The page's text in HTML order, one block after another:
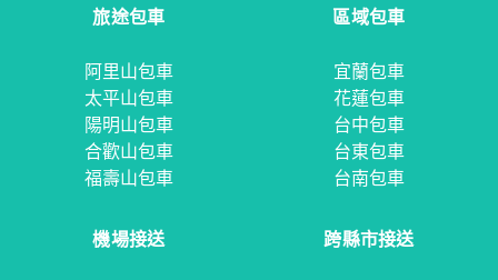
旅途包車
阿里山包車
太平山包車
陽明山包車
合歡山包車
福壽山包車
區域包車
宜蘭包車
花蓮包車
台中包車
台東包車
台南包車
機場接送 跨縣市接送